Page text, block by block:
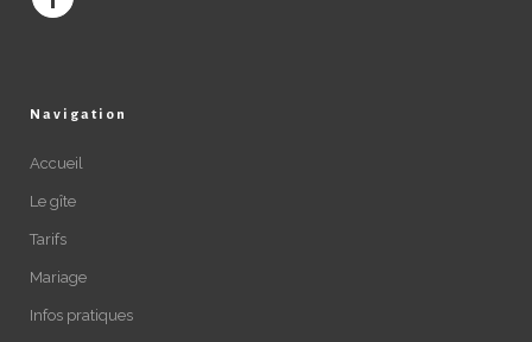
Navigation
Accueil
Le gîte
Tarifs
Mariage
Infos pratiques